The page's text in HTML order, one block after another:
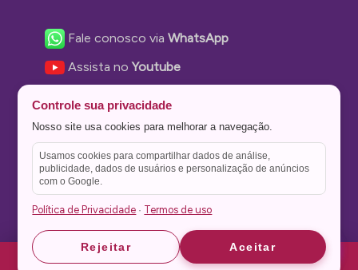
Fale conosco viaWhatsApp
Assista noYoutube
Nos siga no Instagram
Nos siga noTwitter
Salve no
Theme Stone Blog Powered byWordPress
Controle sua privacidade
Nosso site usa cookies para melhorar a navegação.
Usamos cookies para compartilhar dados de análise,
publicidade, dados de usuários e personalização de anúncios
com o Google.
Política de Privacidade · Termos de uso
Rejeitar Aceitar